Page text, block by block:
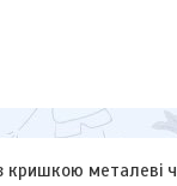
кришкою металеві